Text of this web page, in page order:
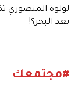
لولوة المنصوري
بعد البحر؟!
#مجتمعك